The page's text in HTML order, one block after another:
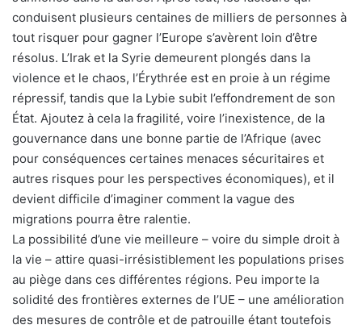
conduisent plusieurs centaines de milliers de personnes à
tout risquer pour gagner l’Europe s’avèrent loin d’être
résolus. L’Irak et la Syrie demeurent plongés dans la
violence et le chaos, l’Érythrée est en proie à un régime
répressif, tandis que la Lybie subit l’effondrement de son
État. Ajoutez à cela la fragilité, voire l’inexistence, de la
gouvernance dans une bonne partie de l’Afrique (avec
pour conséquences certaines menaces sécuritaires et
autres risques pour les perspectives économiques), et il
devient difficile d’imaginer comment la vague des
migrations pourra être ralentie.
La possibilité d’une vie meilleure – voire du simple droit à
la vie – attire quasi-irrésistiblement les populations prises
au piège dans ces différentes régions. Peu importe la
solidité des frontières externes de l’UE – une amélioration
des mesures de contrôle et de patrouille étant toutefois